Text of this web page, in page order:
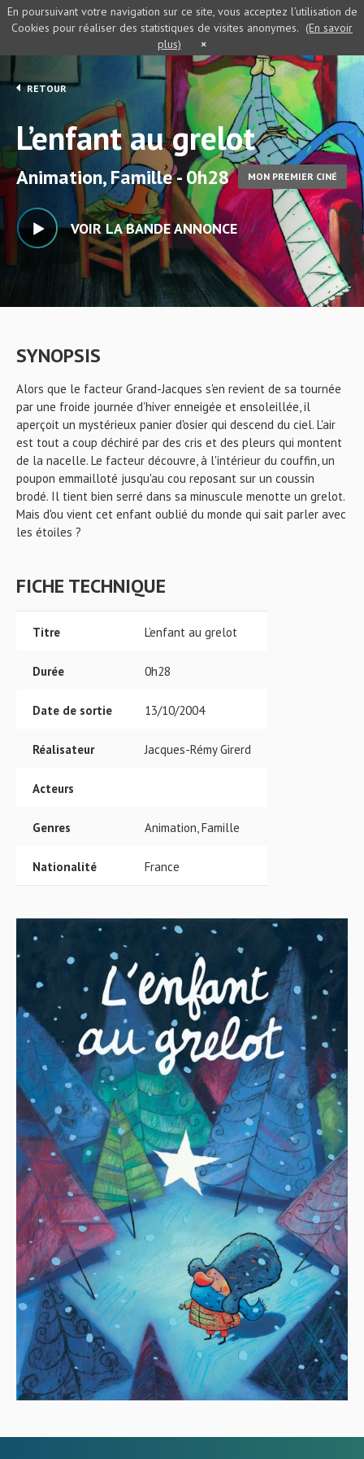
RETOUR
L’enfant au grelot
Animation, Famille - 0h28 MON PREMIER CINÉ
VOIR LA BANDE ANNONCE
SYNOPSIS
Alors que le facteur Grand-Jacques s'en revient de sa tournée
par une froide journée d'hiver enneigée et ensoleillée, il
aperçoit un mystérieux panier d'osier qui descend du ciel. L'air
est tout a coup déchiré par des cris et des pleurs qui montent
de la nacelle. Le facteur découvre, à l'intérieur du couffin, un
poupon emmailloté jusqu'au cou reposant sur un coussin
brodé. Il tient bien serré dans sa minuscule menotte un grelot.
Mais d'ou vient cet enfant oublié du monde qui sait parler avec
les étoiles ?
FICHE TECHNIQUE
Titre L’enfant au grelot
Durée 0h28
Date de sortie 13/10/2004
Réalisateur Jacques-Rémy Girerd
Acteurs
Genres Animation, Famille
Nationalité France
En poursuivant votre navigation sur ce site, vous acceptez l’utilisation de
Cookies pour réaliser des statistiques de visites anonymes. (En savoir
plus)
×